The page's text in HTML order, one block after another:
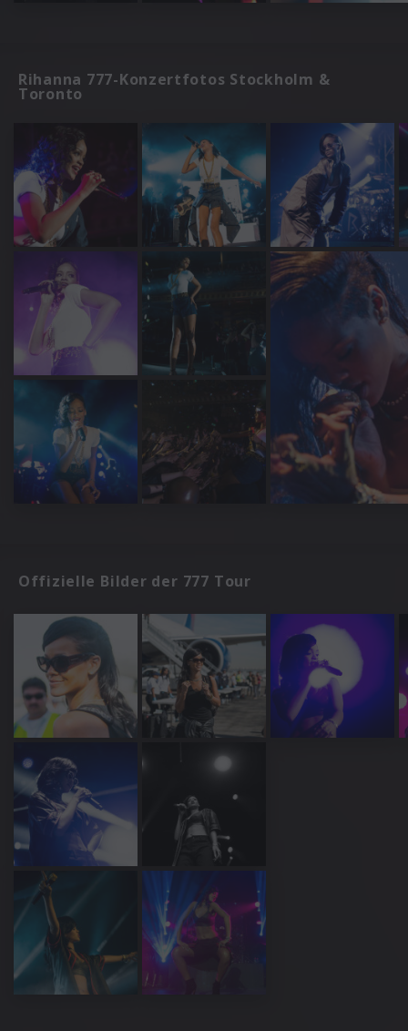
Rihanna 777-Konzertfotos Stockholm &
Toronto
Offizielle Bilder der 777 Tour